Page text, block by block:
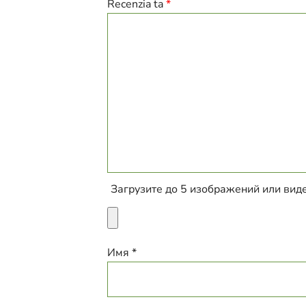
Recenzia ta*
Загрузите до 5 изображений или
Имя *